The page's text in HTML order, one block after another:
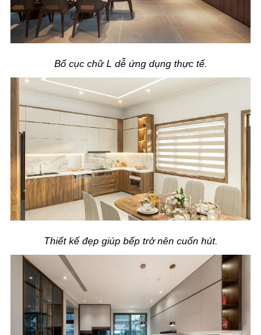
Bố cục chữ L dễ ứng dụng thực tế.
Thiết kế đẹp giúp bếp trở nên cuốn hút.